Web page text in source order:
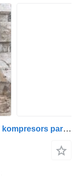
WABCO A0021304415 pneimatiskais kompresors paredzēts Mercedes-Benz Atego kravas automašīnas